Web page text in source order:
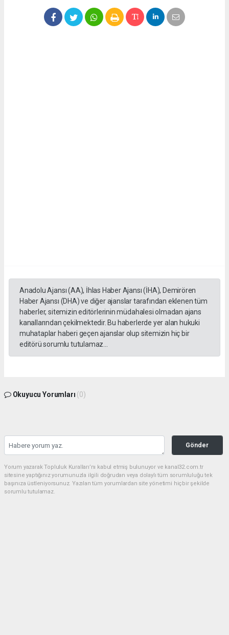
Anadolu Ajansı (AA), İhlas Haber Ajansı (İHA), Demirören
Haber Ajansı (DHA) ve diğer ajanslar tarafından eklenen tüm
haberler, sitemizin editörlerinin müdahalesi olmadan ajans
kanallarından çekilmektedir. Bu haberlerde yer alan hukuki
muhataplar haberi geçen ajanslar olup sitemizin hiç bir
editörü sorumlu tutulamaz...
Okuyucu Yorumları (0)
Gönder
Yorum yazarak Topluluk Kuralları’nı kabul etmiş bulunuyor ve kanal32.com.tr
sitesine yaptığınız yorumunuzla ilgili doğrudan veya dolaylı tüm sorumluluğu tek
başınıza üstleniyorsunuz. Yazılan tüm yorumlardan site yönetimi hiçbir şekilde
sorumlu tutulamaz.